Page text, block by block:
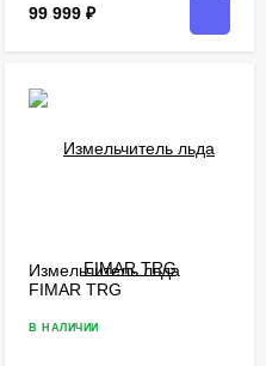
99 999 ₽
Измельчитель льда
FIMAR TRG
В НАЛИЧИИ